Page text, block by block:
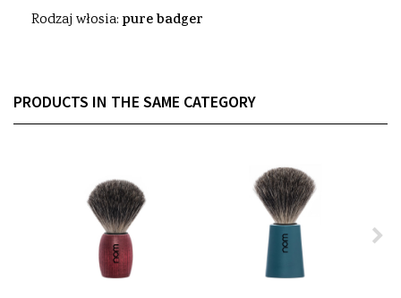
Rodzaj włosia:pure badger
PRODUCTS IN THE SAME CATEGORY